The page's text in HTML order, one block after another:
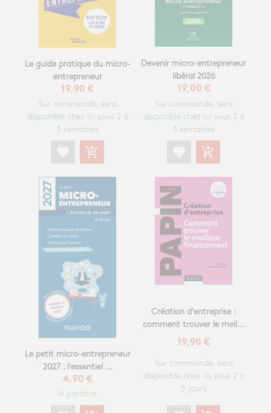
Le guide pratique du micro-
entrepreneur
19,90 €
Sur commande, sera
disponible chez ici sous 2 à
3 semaines
add_shopping_cart
Devenir micro-entrepreneur
libéral 2026
19,00 €
Sur commande, sera
disponible chez ici sous 2 à
3 semaines
add_shopping_cart
Le petit micro-entrepreneur
2027 : l'essentiel ...
4,90 €
A paraître
Création d'entreprise :
comment trouver le meil...
19,90 €
Sur commande, sera
disponible chez ici sous 2 à
3 jours